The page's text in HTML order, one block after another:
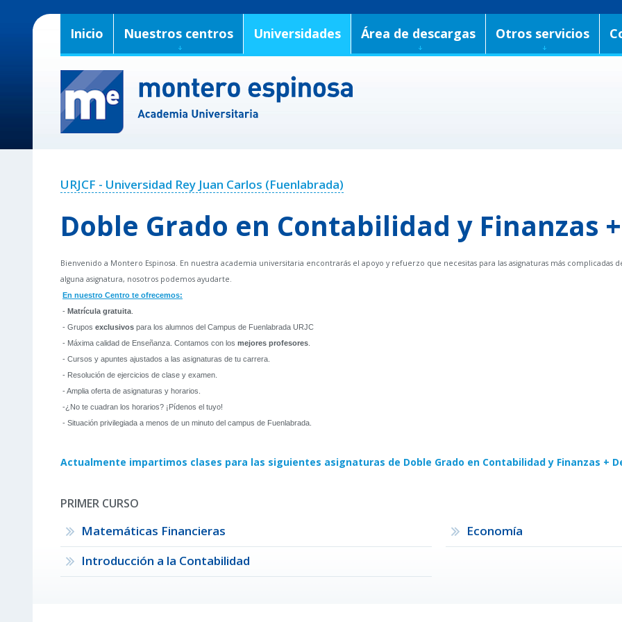
Inicio Nuestros centros Universidades Área de descargas Otros servicios
URJCF - Universidad Rey Juan Carlos (Fuenlabrada)
Doble Grado en Contabilidad y Finanzas
Bienvenido a Montero Espinosa. En nuestra academia universitaria encontrarás el apoyo y refuerzo que necesitas para las asignaturas más complicadas
alguna asignatura, nosotros podemos ayudarte.
En nuestro Centro te ofrecemos:
- Matrícula gratuita
- Grupos exclusivos para los alumnos del Campus de Fuenlabrada URJC
- Máxima calidad de Enseñanza. Contamos con los mejores profesores
- Cursos y apuntes ajustados a las asignaturas de tu carrera.
- Resolución de ejercicios de clase y examen.
- Amplia oferta de asignaturas y horarios.
-¿No te cuadran los horarios? ¡Pídenos el tuyo!
- Situación privilegiada a menos de un minuto del campus de Fuenlabrada.
Actualmente impartimos clases para las siguientes asignaturas de Doble Grado en Contabilidad y Finanzas +
PRIMER CURSO
Matemáticas Financieras
Economía
Introducción a la Contabilidad